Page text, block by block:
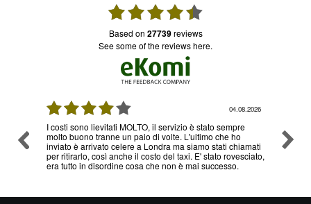
based on 27739reviews
see some of the reviews here.
04.08.2026
I costi sono lievitati MOLTO, il servizio è stato sempre
molto buono tranne un paio di volte. L'ultimo che ho
inviato è arrivato celere a Londra ma siamo stati chiamati
per ritirarlo, così anche il costo del taxi. E' stato rovesciato,
era tutto in disordine cosa che non è mai successo.